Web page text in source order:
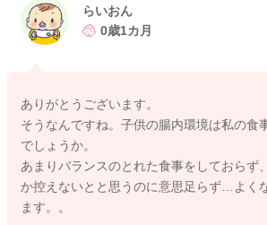
お子さんのご様子で他に気になることがあ
チのついたオムツを持って、小児科でご相
らいおん
0歳1カ月
ありがとうございます。
そうなんですね。子供の腸内環境は私の食
でしょうか。
あまりバランスのとれた食事をしておらず
か控えないとと思うのに意思足らず…よく
ます。。